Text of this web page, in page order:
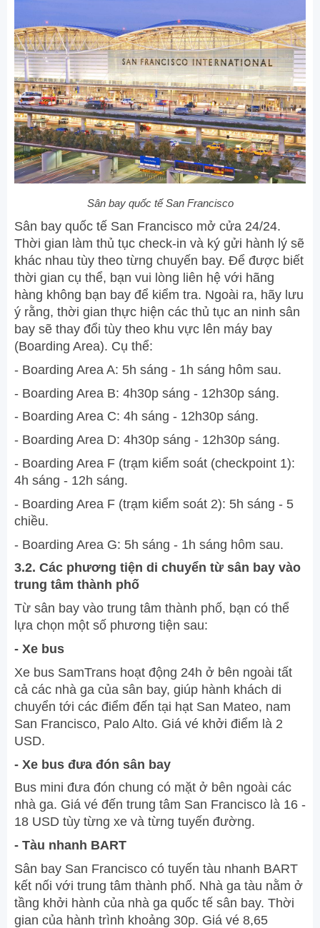
Sân bay quốc tế San Francisco
Sân bay quốc tế San Francisco mở cửa 24/24.
Thời gian làm thủ tục check-in và ký gửi hành lý sẽ
khác nhau tùy theo từng chuyến bay. Để được biết
thời gian cụ thể, bạn vui lòng liên hệ với hãng
hàng không bạn bay để kiểm tra. Ngoài ra, hãy lưu
ý rằng, thời gian thực hiện các thủ tục an ninh sân
bay sẽ thay đổi tùy theo khu vực lên máy bay
(Boarding Area). Cụ thể:
- Boarding Area A: 5h sáng - 1h sáng hôm sau.
- Boarding Area B: 4h30p sáng - 12h30p sáng.
- Boarding Area C: 4h sáng - 12h30p sáng.
- Boarding Area D: 4h30p sáng - 12h30p sáng.
- Boarding Area F (trạm kiểm soát (checkpoint 1):
4h sáng - 12h sáng.
- Boarding Area F (trạm kiểm soát 2): 5h sáng - 5
chiều.
- Boarding Area G: 5h sáng - 1h sáng hôm sau.
3.2. Các phương tiện di chuyển từ sân bay vào
trung tâm thành phố
Từ sân bay vào trung tâm thành phố, bạn có thể
lựa chọn một số phương tiện sau:
- Xe bus
Xe bus SamTrans hoạt động 24h ở bên ngoài tất
cả các nhà ga của sân bay, giúp hành khách di
chuyển tới các điểm đến tại hạt San Mateo, nam
San Francisco, Palo Alto. Giá vé khởi điểm là 2
USD.
- Xe bus đưa đón sân bay
Bus mini đưa đón chung có mặt ở bên ngoài các
nhà ga. Giá vé đến trung tâm San Francisco là 16 -
18 USD tùy từng xe và từng tuyến đường.
- Tàu nhanh BART
Sân bay San Francisco có tuyến tàu nhanh BART
kết nối với trung tâm thành phố. Nhà ga tàu nằm ở
tầng khởi hành của nhà ga quốc tế sân bay. Thời
gian của hành trình khoảng 30p. Giá vé 8,65